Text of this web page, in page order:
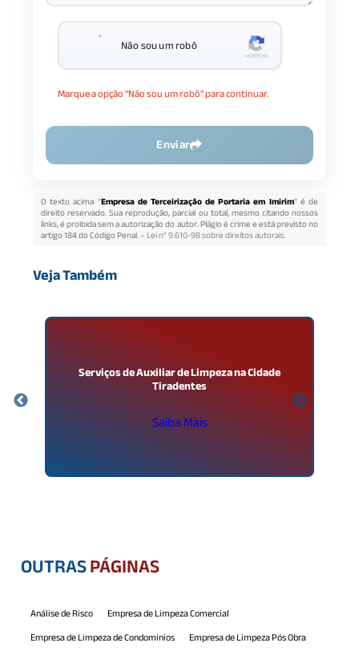
Não sou um robô
Marque a opção "Não sou um robô" para continuar.
Enviar
O texto acima "Empresa de Terceirização de Portaria em Imirim" é de
direito reservado. Sua reprodução, parcial ou total, mesmo citando nossos
links, é proibida sem a autorização do autor. Plágio é crime e está previsto no
artigo 184 do Código Penal. –Lei n° 9.610-98 sobre direitos autorais.
Veja Também
Serviços de Auxiliar de Limpeza na Cidade
Tiradentes
Saiba Mais
OUTRASPÁGINAS
Análise de Risco
Empresa de Limpeza Comercial
Empresa de Limpeza de Condominios
Empresa de Limpeza Pós Obra